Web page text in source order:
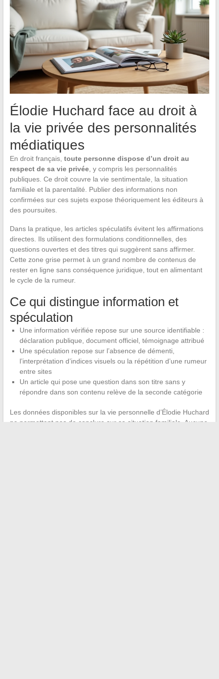
Élodie Huchard face au droit à
la vie privée des personnalités
médiatiques
En droit français, toute personne dispose d’un droit au
respect de sa vie privée, y compris les personnalités
publiques. Ce droit couvre la vie sentimentale, la situation
familiale et la parentalité. Publier des informations non
confirmées sur ces sujets expose théoriquement les éditeurs à
des poursuites.
Dans la pratique, les articles spéculatifs évitent les affirmations
directes. Ils utilisent des formulations conditionnelles, des
questions ouvertes et des titres qui suggèrent sans affirmer.
Cette zone grise permet à un grand nombre de contenus de
rester en ligne sans conséquence juridique, tout en alimentant
le cycle de la rumeur.
Ce qui distingue information et
spéculation
Une information vérifiée repose sur une source identifiable :
déclaration publique, document officiel, témoignage attribué
Une spéculation repose sur l’absence de démenti,
l’interprétation d’indices visuels ou la répétition d’une rumeur
entre sites
Un article qui pose une question dans son titre sans y
répondre dans son contenu relève de la seconde catégorie
Les données disponibles sur la vie personnelle d’Élodie Huchard
ne permettent pas de conclure sur sa situation familiale. Aucune